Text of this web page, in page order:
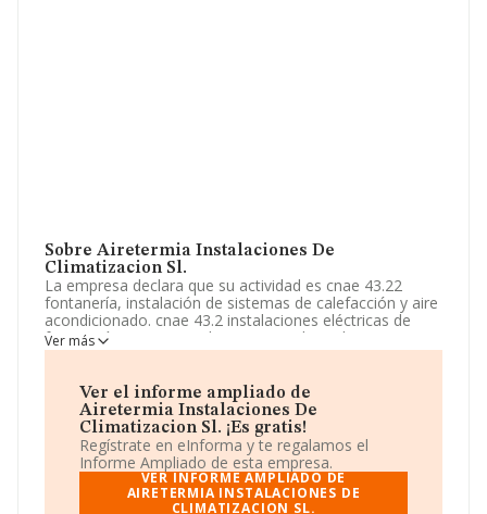
Sobre Airetermia Instalaciones De
Climatizacion Sl.
La empresa declara que su actividad es cnae 43.22
fontanería, instalación de sistemas de calefacción y aire
acondicionado. cnae 43.2 instalaciones eléctricas de
fontanería y otras instalaciones en obras de
construcción. cnae 43.99 otras actividades de
transporte de mercancías por.. La sociedad está
registrada como Sociedad Limitada. La actividad de
referencia CNAE corresponde a 'Fontanería,
instalaciones de sistemas de calefacción y aire
acondicionado', cuyo Código es 4322. La sociedad no
tiene actividad en mercados exteriores.
Ver más
Ver el informe ampliado de
Airetermia Instalaciones De
Climatizacion Sl. ¡Es gratis!
Regístrate en eInforma y te regalamos el
Informe Ampliado de esta empresa.
VER INFORME AMPLIADO DE
AIRETERMIA INSTALACIONES DE
CLIMATIZACION SL.